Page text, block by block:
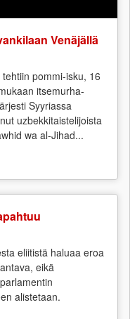
Venäjällä
pommi-isku, 16
itsemurha-
Syyriassa
uzbekkitaistelijoista
wa al-Jihad...
eliitistä haluaa eroa
eikä
alistetaan.